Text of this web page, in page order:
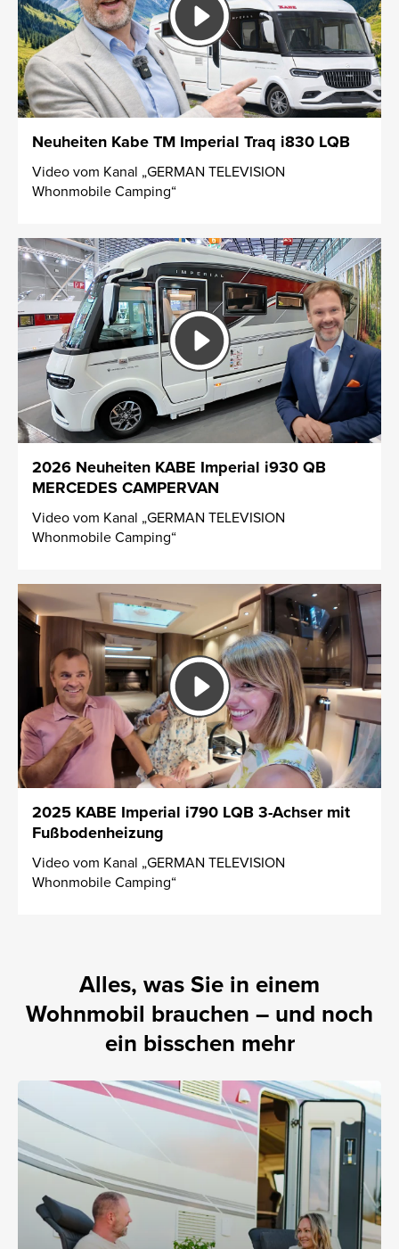
Neuheiten Kabe TM Imperial Traq i830 LQB
Video vom Kanal „GERMAN TELEVISION
Whonmobile Camping“
2026 Neuheiten KABE Imperial i930 QB
MERCEDES CAMPERVAN
Video vom Kanal „GERMAN TELEVISION
Whonmobile Camping“
2025 KABE Imperial i790 LQB 3-Achser mit
Fußbodenheizung
Video vom Kanal „GERMAN TELEVISION
Whonmobile Camping“
Alles, was Sie in einem
Wohnmobil brauchen – und noch
ein bisschen mehr